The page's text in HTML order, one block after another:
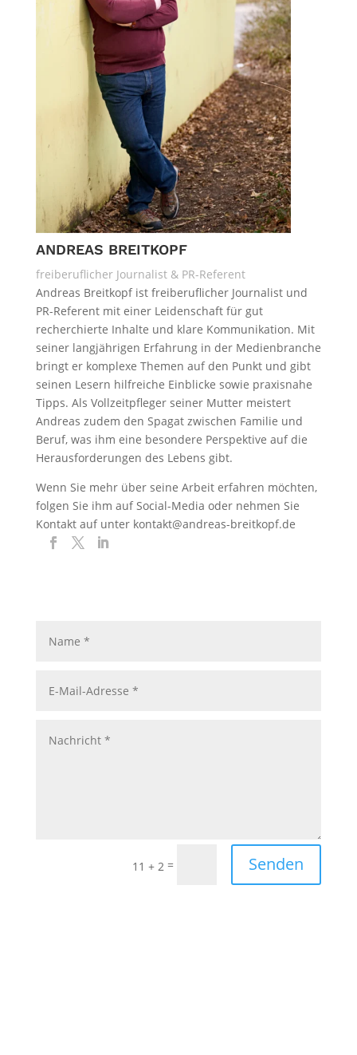
ANDREAS BREITKOPF
freiberuflicher Journalist & PR-Referent
Andreas Breitkopf ist freiberuflicher Journalist und
PR-Referent mit einer Leidenschaft für gut
recherchierte Inhalte und klare Kommunikation. Mit
seiner langjährigen Erfahrung in der Medienbranche
bringt er komplexe Themen auf den Punkt und gibt
seinen Lesern hilfreiche Einblicke sowie praxisnahe
Tipps. Als Vollzeitpfleger seiner Mutter meistert
Andreas zudem den Spagat zwischen Familie und
Beruf, was ihm eine besondere Perspektive auf die
Herausforderungen des Lebens gibt.
Wenn Sie mehr über seine Arbeit erfahren möchten,
folgen Sie ihm auf Social-Media oder nehmen Sie
Kontakt auf unter kontakt@andreas-breitkopf.de
11 + 2 = Senden